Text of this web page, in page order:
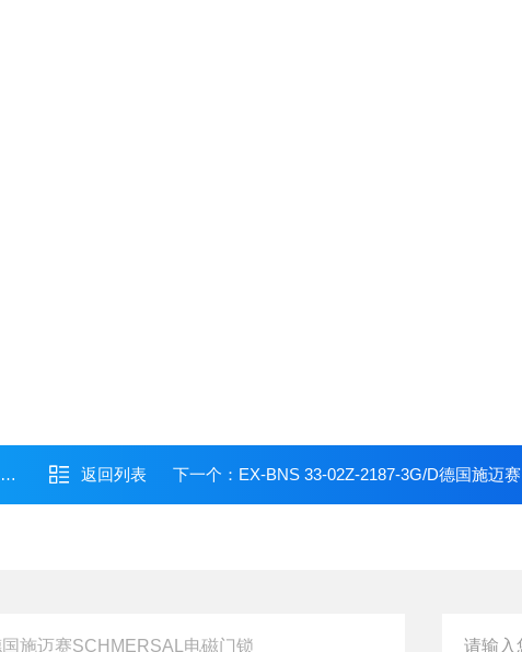
返回列表 下一个： EX-BNS 33-02Z-2187-3G/D德国施迈赛SCHMERSAL安全传感器